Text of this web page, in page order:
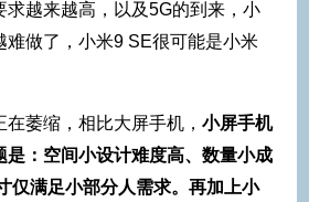
求越来越高，以及5G的到来，小
难做了，小米9 SE很可能是小米
萎缩，相比大屏手机， 小屏手机
是：空间小设计难度高、数量小成
仅满足小部分人需求。再加上小